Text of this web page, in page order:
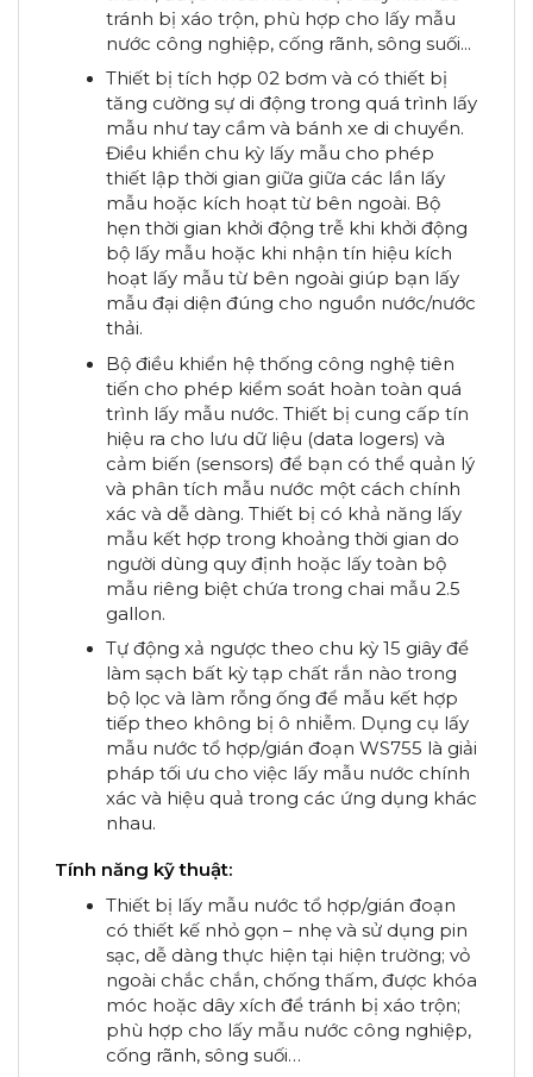
tránh bị xáo trộn, phù hợp cho lấy mẫu
nước công nghiệp, cống rãnh, sông suối...
Thiết bị tích hợp 02 bơm và có thiết bị
tăng cường sự di động trong quá trình lấy
mẫu như tay cầm và bánh xe di chuyển.
Điều khiển chu kỳ lấy mẫu cho phép
thiết lập thời gian giữa giữa các lần lấy
mẫu hoặc kích hoạt từ bên ngoài. Bộ
hẹn thời gian khởi động trễ khi khởi động
bộ lấy mẫu hoặc khi nhận tín hiệu kích
hoạt lấy mẫu từ bên ngoài giúp bạn lấy
mẫu đại diện đúng cho nguồn nước/nước
thải.
Bộ điều khiển hệ thống công nghệ tiên
tiến cho phép kiểm soát hoàn toàn quá
trình lấy mẫu nước. Thiết bị cung cấp tín
hiệu ra cho lưu dữ liệu (data logers) và
cảm biến (sensors) để bạn có thể quản lý
và phân tích mẫu nước một cách chính
xác và dễ dàng. Thiết bị có khả năng lấy
mẫu kết hợp trong khoảng thời gian do
người dùng quy định hoặc lấy toàn bộ
mẫu riêng biệt chứa trong chai mẫu 2.5
gallon.
Tự động xả ngược theo chu kỳ 15 giây để
làm sạch bất kỳ tạp chất rắn nào trong
bộ lọc và làm rỗng ống để mẫu kết hợp
tiếp theo không bị ô nhiễm. Dụng cụ lấy
mẫu nước tổ hợp/gián đoạn WS755 là giải
pháp tối ưu cho việc lấy mẫu nước chính
xác và hiệu quả trong các ứng dụng khác
nhau.
Tính năng kỹ thuật:
Thiết bị lấy mẫu nước tổ hợp/gián đoạn
có thiết kế nhỏ gọn – nhẹ và sử dụng pin
sạc, dễ dàng thực hiện tại hiện trường; vỏ
ngoài chắc chắn, chống thấm, được khóa
móc hoặc dây xích để tránh bị xáo trộn;
phù hợp cho lấy mẫu nước công nghiệp,
cống rãnh, sông suối…